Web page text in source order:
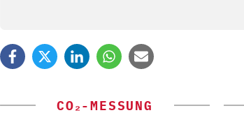
CO₂-MESSUNG